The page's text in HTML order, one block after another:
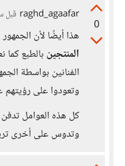
0
raghd_agaafar قبل
هذا أيضًا لأن
المنتجين بالطبع كما
الفنانين بواسطة
وتعودوا على
كل هذه العوامل
وتدوس على أخرى